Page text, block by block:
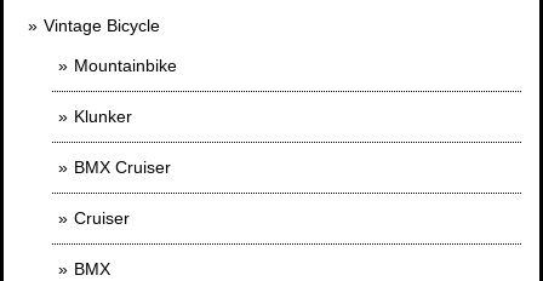
Vintage Bicycle
Mountainbike
Klunker
BMX Cruiser
Cruiser
BMX